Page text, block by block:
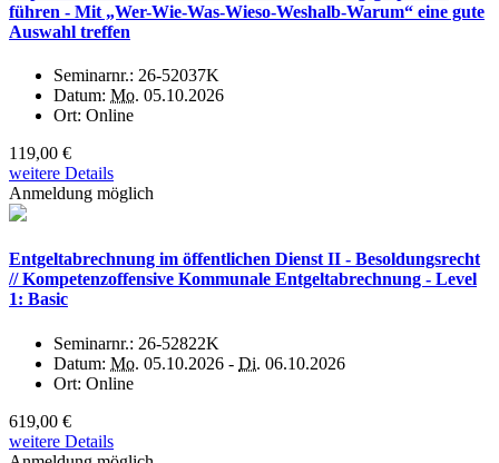
führen - Mit „Wer-Wie-Was-Wieso-Weshalb-Warum“ eine gute
Auswahl treffen
Seminarnr.: 26-52037K
Datum: Mo. 05.10.2026
Ort: Online
119,00 €
weitere Details
Anmeldung möglich
Entgeltabrechnung im öffentlichen Dienst II - Besoldungsrecht
// Kompetenzoffensive Kommunale Entgeltabrechnung - Level
1: Basic
Seminarnr.: 26-52822K
Datum: Mo. 05.10.2026 - Di. 06.10.2026
Ort: Online
619,00 €
weitere Details